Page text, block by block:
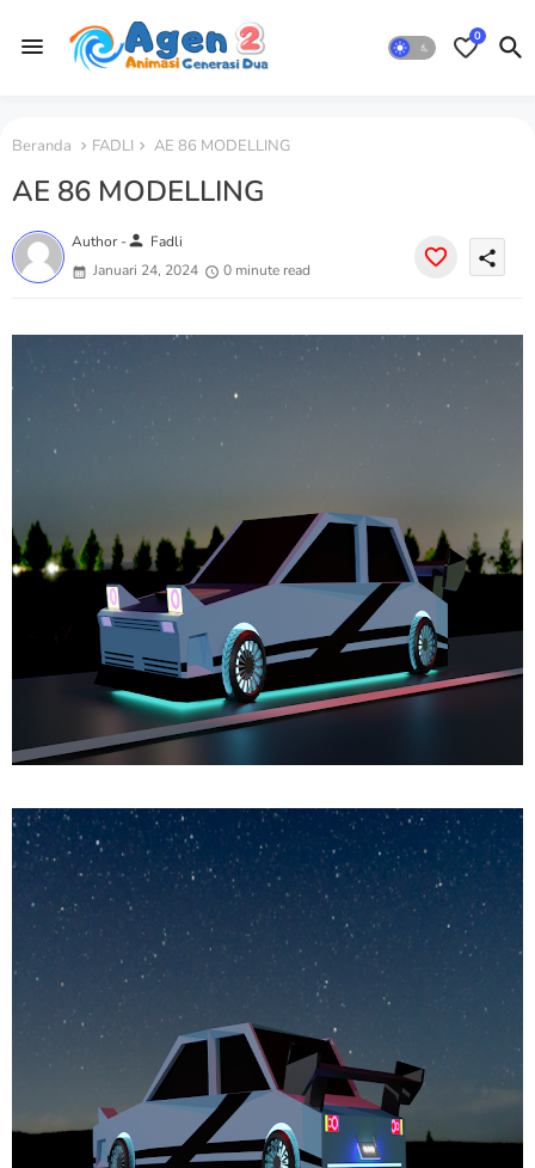
0
Beranda FADLI AE 86 MODELLING
AE 86 MODELLING
Author -person Fadli
Januari 24, 2024
0 minute read
share